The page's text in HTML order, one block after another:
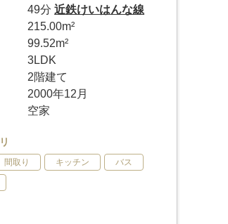
49分近鉄けいはんな線
215.00m²
99.52m²
3LDK
2階建て
2000年12月
空家
間取り キッチン バス